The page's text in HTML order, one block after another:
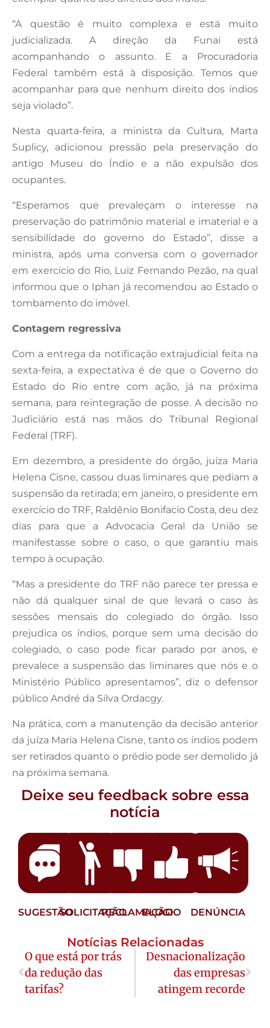
“A questão é muito complexa e está muito
judicializada. A direção da Funai está
acompanhando o assunto. E a Procuradoria
Federal também está à disposição. Temos que
acompanhar para que nenhum direito dos índios
seja violado”.
Nesta quarta-feira, a ministra da Cultura, Marta
Suplicy, adicionou pressão pela preservação do
antigo Museu do Índio e a não expulsão dos
ocupantes.
“Esperamos que prevaleçam o interesse na
preservação do patrimônio material e imaterial e a
sensibilidade do governo do Estado”, disse a
ministra, após uma conversa com o governador
em exercício do Rio, Luiz Fernando Pezão, na qual
informou que o Iphan já recomendou ao Estado o
tombamento do imóvel.
Contagem regressiva
Com a entrega da notificação extrajudicial feita na
sexta-feira, a expectativa é de que o Governo do
Estado do Rio entre com ação, já na próxima
semana, para reintegração de posse. A decisão no
Judiciário está nas mãos do Tribunal Regional
Federal (TRF).
Em dezembro, a presidente do órgão, juíza Maria
Helena Cisne, cassou duas liminares que pediam a
suspensão da retirada; em janeiro, o presidente em
exercício do TRF, Raldênio Bonifacio Costa, deu dez
dias para que a Advocacia Geral da União se
manifestasse sobre o caso, o que garantiu mais
tempo à ocupação.
“Mas a presidente do TRF não parece ter pressa e
não dá qualquer sinal de que levará o caso às
sessões mensais do colegiado do órgão. Isso
prejudica os índios, porque sem uma decisão do
colegiado, o caso pode ficar parado por anos, e
prevalece a suspensão das liminares que nós e o
Ministério Público apresentamos”, diz o defensor
público André da Silva Ordacgy.
Na prática, com a manutenção da decisão anterior
da juíza Maria Helena Cisne, tanto os índios podem
ser retirados quanto o prédio pode ser demolido já
na próxima semana.
Deixe seu feedback sobre essa
notícia
SUGESTÃOSOLICITAÇÃORECLAMAÇÃO
ELOGIO DENÚNCIA
Notícias Relacionadas
O que está por trás
da redução das
tarifas?
Desnacionalização
das empresas
atingem recorde